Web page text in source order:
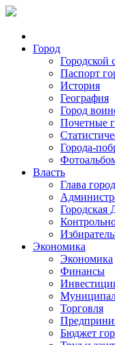
Город
Городской
Паспорт
История
География
Город
Почетные
Города-
Власть
Глава
Городская
Экономика
Экономика
Финансы
Торговля
Бюджет